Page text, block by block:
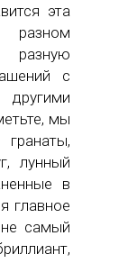
эта
разном
разную
с
мы
лунный
в
главное
самый